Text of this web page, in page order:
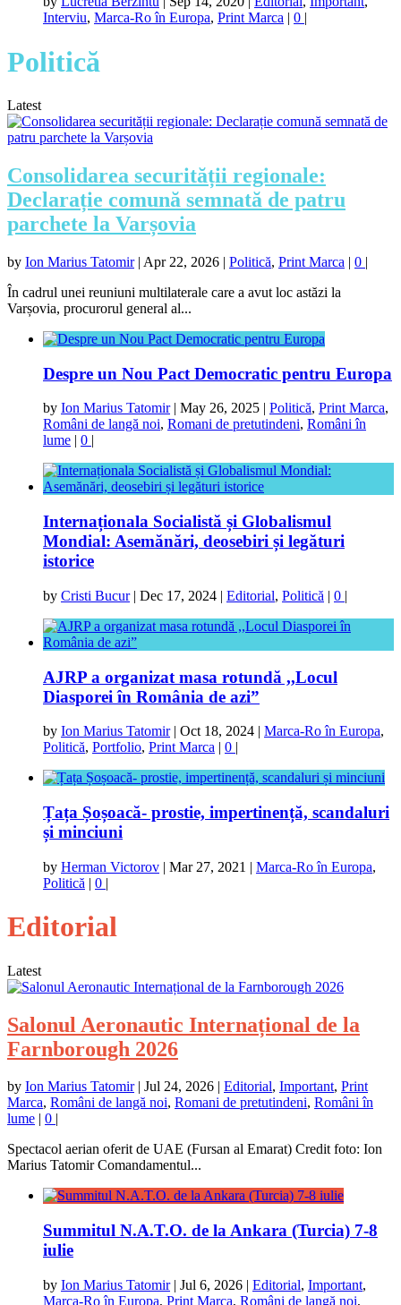
Interviu, Marca-Ro în Europa, Print Marca | 0 |
Politică
Latest
Consolidarea securității regionale:
Declarație comună semnată de patru
parchete la Varșovia
by Ion Marius Tatomir| Apr 22, 2026 | Politică, Print Marca | 0 |
În cadrul unei reuniuni multilaterale care a avut loc astăzi la
Varșovia, procurorul general al...
Despre un Nou Pact Democratic pentru Europa
by Ion Marius Tatomir| May 26, 2025 Politică, Print Marca,
Români de langă noi, Romani de pretutindeni, Români în
lume
0
Internaționala Socialistă și Globalismul
Mondial: Asemănări, deosebiri și legături
istorice
by Cristi Bucur| Dec 17, 2024 | Editorial, Politică | 0 |
AJRP a organizat masa rotundă ,,Locul
Diasporei în România de azi”
by Ion Marius Tatomir| Oct 18, 2024 | Marca-Ro în Europa,
Politică, Portfolio, Print Marca | 0 |
Țața Șoșoacă- prostie, impertinență, scandaluri
și minciuni
by Herman Victorov | Mar 27, 2021 | Marca-Ro în Europa,
Politică | 0 |
Editorial
Latest
Salonul Aeronautic Internațional de la
Farnborough 2026
by Ion Marius Tatomir| Jul 24, 2026 Editorial, Important, Print
Marca, Români de langă noi, Romani de pretutindeni, Români în
lume
0
Spectacol aerian oferit de UAE (Fursan al Emarat) Credit foto: Ion
Marius Tatomir Comandamentul...
Summitul N.A.T.O. de la Ankara (Turcia) 7-8
iulie
by Ion Marius Tatomir| Jul 6, 2026 | Editorial, Important,
Marca-Ro în Europa, Print Marca, Români de langă noi,